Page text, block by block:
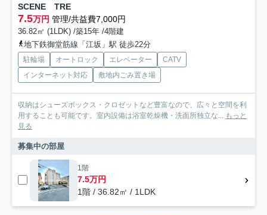
SCENE TRE
7.5万円 管理/共益費7,000円
36.82㎡ (1LDK) /築15年 /4階建
地下鉄御堂筋線「江坂」駅 徒歩22分
駐輪場 オートロック エレベーター
CATV
インターネット対応
敷地内ごみ置き場
収納はシューズボックス・クロゼットなど豊富なので、広々と空間を利
用することも可能です。室内設備は浴室乾燥機・洗面所独立な...
もっと
見る
募集中の部屋
1階
7.5万円
1階 / 36.82㎡ / 1LDK